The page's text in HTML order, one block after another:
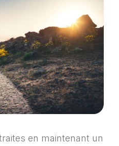
en maintenant un